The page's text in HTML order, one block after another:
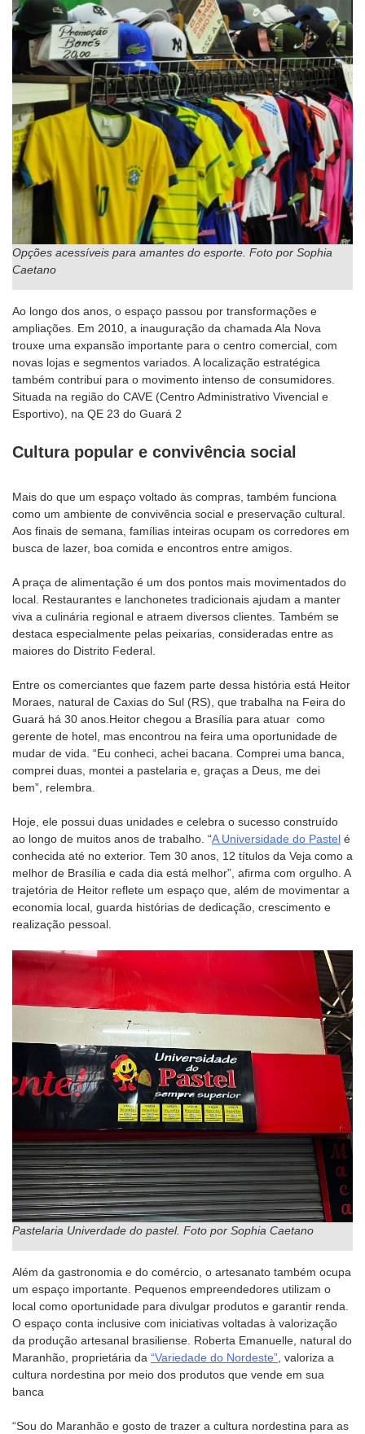
Opções acessíveis para amantes do esporte. Foto por Sophia
Caetano
Ao longo dos anos, o espaço passou por transformações e
ampliações. Em 2010, a inauguração da chamada Ala Nova
trouxe uma expansão importante para o centro comercial, com
novas lojas e segmentos variados. A localização estratégica
também contribui para o movimento intenso de consumidores.
Situada na região do CAVE (Centro Administrativo Vivencial e
Esportivo), na QE 23 do Guará 2
Cultura popular e convivência social
Mais do que um espaço voltado às compras, também funciona
como um ambiente de convivência social e preservação cultural.
Aos finais de semana, famílias inteiras ocupam os corredores em
busca de lazer, boa comida e encontros entre amigos.
A praça de alimentação é um dos pontos mais movimentados do
local. Restaurantes e lanchonetes tradicionais ajudam a manter
viva a culinária regional e atraem diversos clientes. Também se
destaca especialmente pelas peixarias, consideradas entre as
maiores do Distrito Federal.
Entre os comerciantes que fazem parte dessa história está Heitor
Moraes, natural de Caxias do Sul (RS), que trabalha na Feira do
Guará há 30 anos.Heitor chegou a Brasília para atuar como
gerente de hotel, mas encontrou na feira uma oportunidade de
mudar de vida. “Eu conheci, achei bacana. Comprei uma banca,
comprei duas, montei a pastelaria e, graças a Deus, me dei
bem”, relembra.
Hoje, ele possui duas unidades e celebra o sucesso construído
ao longo de muitos anos de trabalho. “A Universidade do Pastel é
conhecida até no exterior. Tem 30 anos, 12 títulos da Veja como a
melhor de Brasília e cada dia está melhor”, afirma com orgulho. A
trajetória de Heitor reflete um espaço que, além de movimentar a
economia local, guarda histórias de dedicação, crescimento e
realização pessoal.
Pastelaria Univerdade do pastel. Foto por Sophia Caetano
Além da gastronomia e do comércio, o artesanato também ocupa
um espaço importante. Pequenos empreendedores utilizam o
local como oportunidade para divulgar produtos e garantir renda.
O espaço conta inclusive com iniciativas voltadas à valorização
da produção artesanal brasiliense. Roberta Emanuelle, natural do
Maranhão, proprietária da “Variedade do Nordeste” , valoriza a
cultura nordestina por meio dos produtos que vende em sua
banca
“Sou do Maranhão e gosto de trazer a cultura nordestina para as